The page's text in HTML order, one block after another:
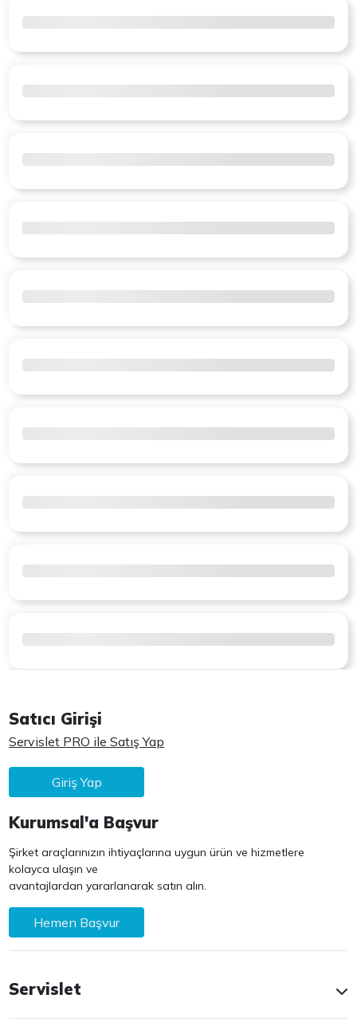
Satıcı Girişi
Servislet PRO ile Satış Yap
Giriş Yap
Kurumsal'a Başvur
Şirket araçlarınızın ihtiyaçlarına uygun ürün ve hizmetlere
kolayca ulaşın ve
avantajlardan yararlanarak satın alın.
Hemen Başvur
Servislet